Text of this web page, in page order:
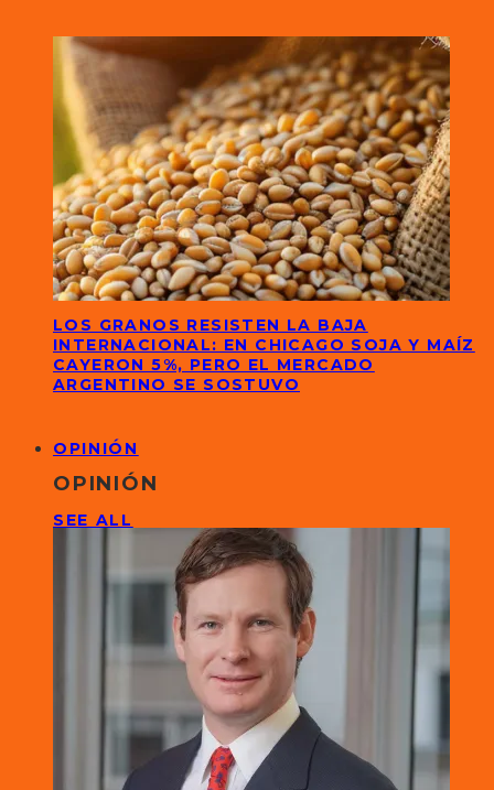
LOS GRANOS RESISTEN LA BAJA
INTERNACIONAL: EN CHICAGO SOJA Y MAÍZ
CAYERON 5%, PERO EL MERCADO
ARGENTINO SE SOSTUVO
OPINIÓN
OPINIÓN
SEE ALL